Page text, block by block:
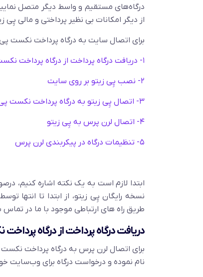
درگاه‌های مستقیم و واسط دیگر متصل
از دیگر امکانات بی نظیر پرداختی و مالی پِی
برای اتصال سایت به درگاه پرداخت نکست
۱- دریافت درگاه پرداخت از درگاه پرداخت نکست پی
۲- نصب پِی زیتو بر روی سایت
۳- اتصال پِی زیتو به درگاه پرداخت نکست پی و تنظیمات
۴- اتصال لرن پرس به پِی زیتو
۵- تنظیمات درگاه در پیکربندی لرن پرس
ابتدا لازم است به یک نکته اشاره کنیم،
نسخه رایگان پِی زیتو، از ابتدا تا انتها
طریق راه های ارتباطی موجود با ما در تماس
دریافت درگاه پرداخت از درگاه
برای اتصال لرن پرس به درگاه پرداخت
نام نموده و درخواست درگاه برای وب‌سایت